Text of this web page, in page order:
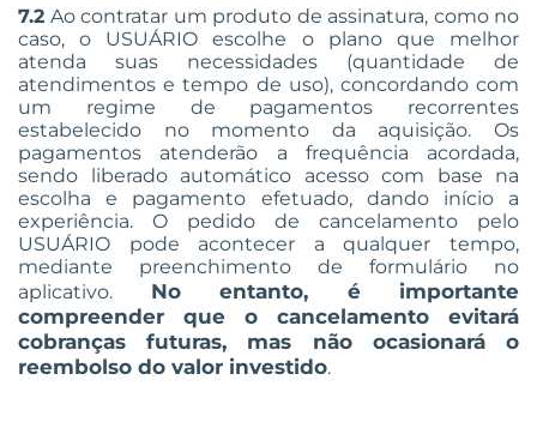
7.2 Ao contratar um produto de assinatura, como no
caso, o USUÁRIO escolhe o plano que melhor
atenda suas necessidades (quantidade de
atendimentos e tempo de uso), concordando com
um regime de pagamentos recorrentes
estabelecido no momento da aquisição. Os
pagamentos atenderão a frequência acordada,
sendo liberado automático acesso com base na
escolha e pagamento efetuado, dando início a
experiência. O pedido de cancelamento pelo
USUÁRIO pode acontecer a qualquer tempo,
mediante preenchimento de formulário no
aplicativo. No entanto, é importante
compreender que o cancelamento evitará
cobranças futuras, mas não ocasionará o
reembolso do valor investido.